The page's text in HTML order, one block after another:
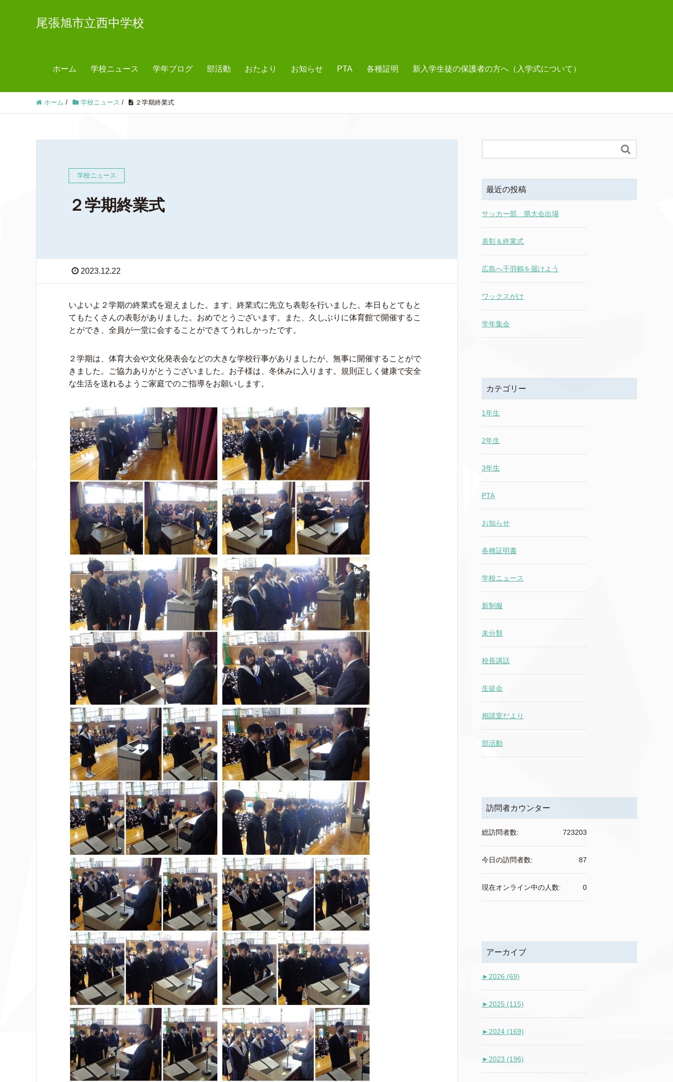
尾張旭市立西中学校
ホーム 学校ニュース 学年ブログ 部活動 おたより お知らせ PTA 各種証明 新入学生徒の保護者の方へ（入学式について）
ホーム / 学校ニュース / ２学期終業式
学校ニュース
２学期終業式
2023.12.22
いよいよ２学期の終業式を迎えました。ます、終業式に先立ち表彰を行いました。本日もとてもと
てもたくさんの表彰がありました。おめでとうございます。また、久しぶりに体育館で開催するこ
とができ、全員が一堂に会することができてうれしかったです。
２学期は、体育大会や文化発表会などの大きな学校行事がありましたが、無事に開催することがで
きました。ご協力ありがとうございました。お子様は、冬休みに入ります。規則正しく健康で安全
な生活を送れるようご家庭でのご指導をお願いします。

最近の投稿
サッカー部 県大会出場
表彰＆終業式
広島へ千羽鶴を届けよう
ワックスがけ
学年集会
カテゴリー
1年生
2年生
3年生
PTA
お知らせ
各種証明書
学校ニュース
新制服
未分類
校長講話
生徒会
相談室だより
部活動
訪問者カウンター
723203
総訪問者数:
87
今日の訪問者数:
0
現在オンライン中の人数:
アーカイブ
► 2026 (69)
► 2025 (115)
► 2024 (169)
► 2023 (196)